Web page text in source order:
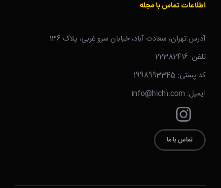
اطلاعات تماس با مجله
آدرس:تهران، سعادت آباد، خیابان سرو غربی، پلاک 136
تلفن: 22382416
کد پستی: 1998993345
ایمیل: info@hich1.com
تماس با ما